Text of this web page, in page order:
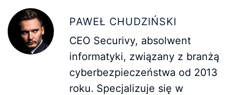
PAWEŁ CHUDZIŃSKI
CEO Securivy, absolwent
informatyki, związany z branżą
cyberbezpieczeństwa od 2013
roku. Specjalizuje się w